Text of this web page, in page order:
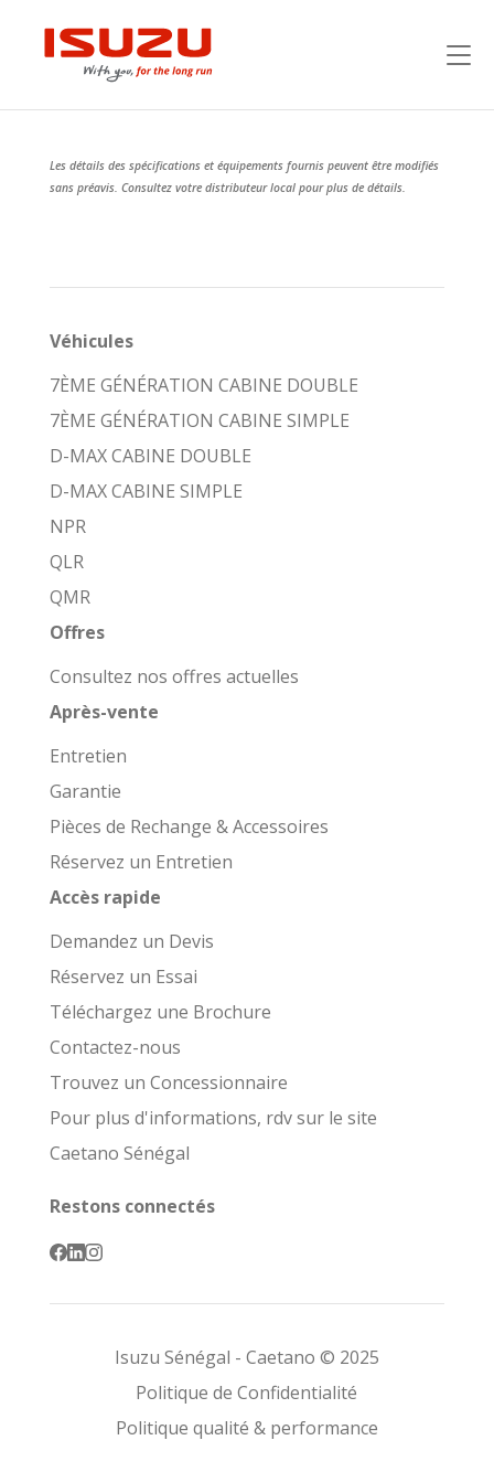
Les détails des spécifications et équipements fournis peuvent être modifiés
sans préavis. Consultez votre distributeur local pour plus de détails.
Véhicules
7ÈME GÉNÉRATION CABINE DOUBLE
7ÈME GÉNÉRATION CABINE SIMPLE
D-MAX CABINE DOUBLE
D-MAX CABINE SIMPLE
NPR
QLR
QMR
Offres
Consultez nos offres actuelles
Après-vente
Entretien
Garantie
Pièces de Rechange & Accessoires
Réservez un Entretien
Accès rapide
Demandez un Devis
Réservez un Essai
Téléchargez une Brochure
Contactez-nous
Trouvez un Concessionnaire
Pour plus d'informations, rdv sur le site
Caetano Sénégal
Restons connectés
Isuzu Sénégal - Caetano © 2025
Politique de Confidentialité
Politique qualité & performance